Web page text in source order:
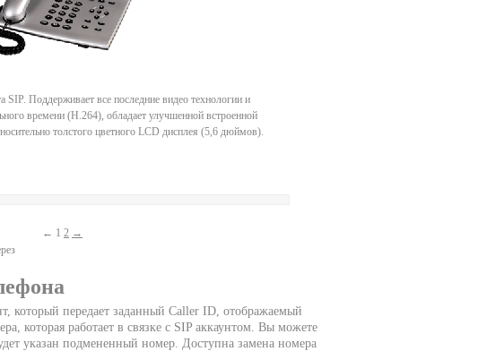
SIP. Поддерживает все последние видео технологии и
времени (H.264), обладает улучшенной встроенной
толстого цветного LCD дисплея (5,6 дюймов).
← 1 2 →
который передает заданный Caller ID, отображаемый
которая работает в связке с SIP аккаунтом. Вы можете
указан подмененный номер. Доступна замена номера